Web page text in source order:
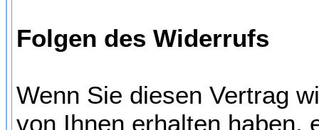
Folgen des Widerrufs
Wenn Sie diesen Vertrag
von Ihnen erhalten haben,